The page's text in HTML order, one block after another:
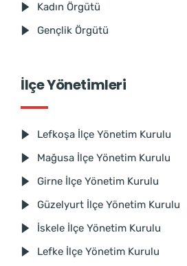
Kadın Örgütü
Gençlik Örgütü
İlçe Yönetimleri
Lefkoşa İlçe Yönetim Kurulu
Mağusa İlçe Yönetim Kurulu
Girne İlçe Yönetim Kurulu
Güzelyurt İlçe Yönetim Kurulu
İskele İlçe Yönetim Kurulu
Lefke İlçe Yönetim Kurulu